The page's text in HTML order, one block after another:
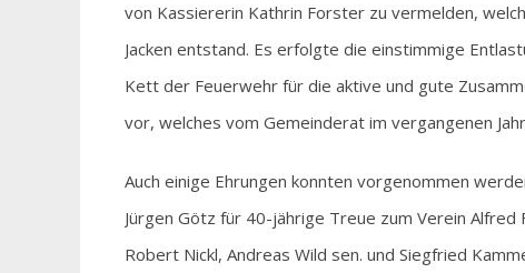
von Kassiererin Kathrin Forster zu vermelden,
Jacken entstand. Es erfolgte die einstimmige
Kett der Feuerwehr für die aktive und gute
vor, welches vom Gemeinderat im vergangenen
Auch einige Ehrungen konnten vorgenommen
Jürgen Götz für 40-jährige Treue zum Verein
Robert Nickl, Andreas Wild sen. und Siegfried